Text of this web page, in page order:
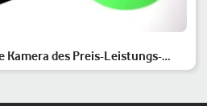
Kamera des Preis-Leistungs-